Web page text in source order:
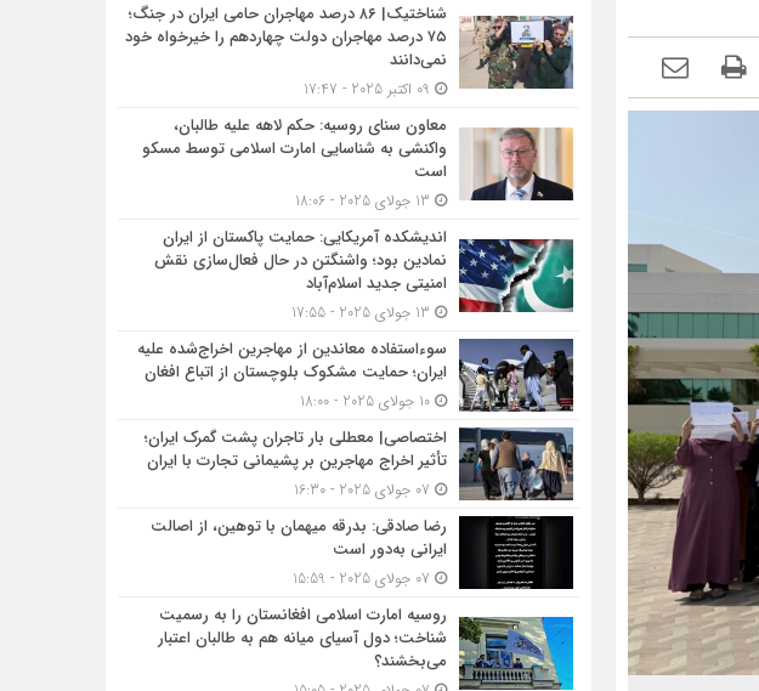
شناختیک| ۸۶ درصد مهاجران حامی ایران در جنگ؛
۷۵ درصد مهاجران دولت چهاردهم را خیرخواه خود
نمی‌دانند
معاون سنای روسیه: حکم لاهه علیه طالبان،
واکنشی به شناسایی امارت اسلامی توسط مسکو
است
اندیشکده آمریکایی: حمایت پاکستان از ایران
نمادین بود؛ واشنگتن در حال فعال‌سازی نقش
امنیتی جدید اسلام‌آباد
سوءاستفاده معاندین از مهاجرین اخراج‌شده علیه
ایران؛ حمایت مشکوک بلوچستان از اتباع افغان
10 جولای 2025 - 18:00
اختصاصی| معطلی بار تاجران پشت گمرک ایران؛
تأثیر اخراج مهاجرین بر پشیمانی تجارت با ایران
رضا صادقی: بدرقه میهمان با توهین، از اصالت
ایرانی به‌دور است
روسیه امارت اسلامی افغانستان را به رسمیت
شناخت؛ دول آسیای میانه هم به طالبان اعتبار
می‎‌بخشند؟